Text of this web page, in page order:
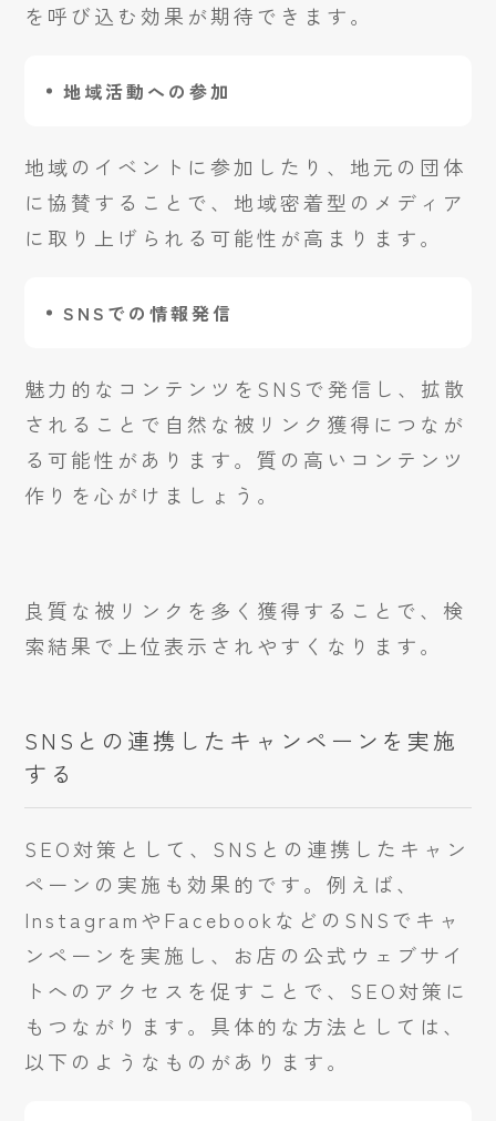
を呼び込む効果が期待できます。
地域活動への参加
地域のイベントに参加したり、地元の団体
に協賛することで、地域密着型のメディア
に取り上げられる可能性が高まります。
SNSでの情報発信
魅力的なコンテンツをSNSで発信し、拡散
されることで自然な被リンク獲得につなが
る可能性があります。質の高いコンテンツ
作りを心がけましょう。
良質な被リンクを多く獲得することで、検
索結果で上位表示されやすくなります。
SNSとの連携したキャンペーンを実施
する
SEO対策として、SNSとの連携したキャン
ペーンの実施も効果的です。例えば、
InstagramやFacebookなどのSNSでキャ
ンペーンを実施し、お店の公式ウェブサイ
トへのアクセスを促すことで、SEO対策に
もつながります。具体的な方法としては、
以下のようなものがあります。